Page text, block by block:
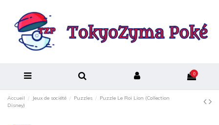
0
Accueil Jeux de société Puzzles
Puzzle Le Roi Lion (Collection
Disney)